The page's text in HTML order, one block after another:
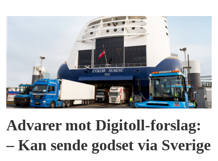
Advarer mot Digitoll-forslag:
– Kan sende godset via Sverige